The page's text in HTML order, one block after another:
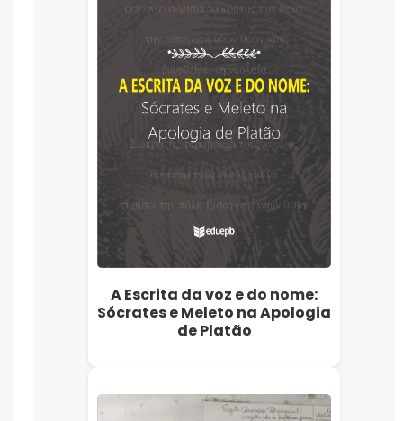
A Escrita da voz e do nome:
Sócrates e Meleto na Apologia
de Platão